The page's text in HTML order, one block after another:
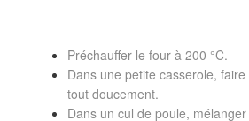
Préchauffer le four à 200 °C.
Dans une petite casserole,
tout doucement.
Dans un cul de poule,